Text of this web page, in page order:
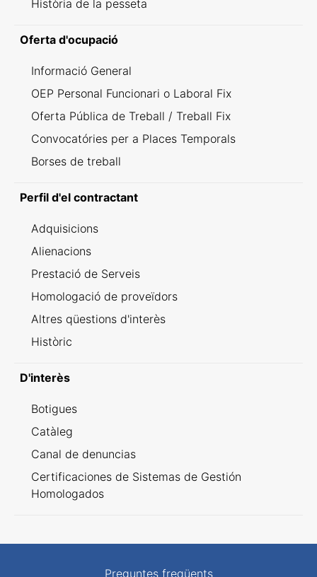
Història de la pesseta
Oferta d'ocupació
Informació General
OEP Personal Funcionari o Laboral Fix
Oferta Pública de Treball / Treball Fix
Convocatóries per a Places Temporals
Borses de treball
Perfil d'el contractant
Adquisicions
Alienacions
Prestació de Serveis
Homologació de proveïdors
Altres qüestions d'interès
Històric
D'interès
Botigues
Catàleg
Canal de denuncias
Certificaciones de Sistemas de Gestión
Homologados
Preguntes freqüents